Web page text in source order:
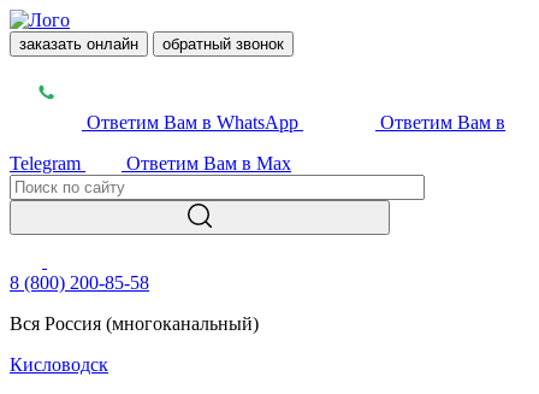
заказать онлайн обратный звонок
Ответим Вам в WhatsApp
Ответим Вам в
Telegram
Ответим Вам в Max
8 (800) 200-85-58
Вся Россия (многоканальный)
Кисловодск